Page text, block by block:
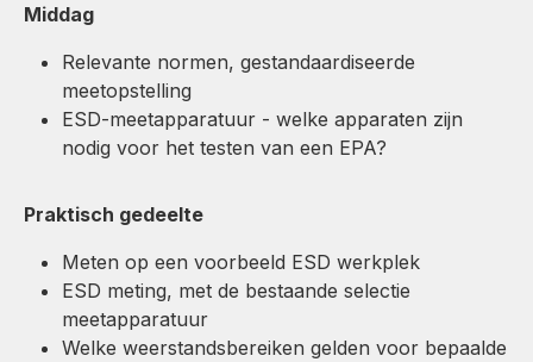
Middag
Relevante normen, gestandaardiseerde
meetopstelling
ESD-meetapparatuur - welke apparaten zijn
nodig voor het testen van een EPA?
Praktisch gedeelte
Meten op een voorbeeld ESD werkplek
ESD meting, met de bestaande selectie
meetapparatuur
Welke weerstandsbereiken gelden voor bepaalde